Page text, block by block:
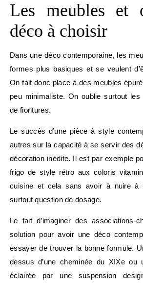
Les meubles et
déco à choisir
Dans une déco contemporaine, les
formes plus basiques et se veulent
On fait donc place à des meubles
peu minimaliste. On oublie surtout
de fioritures.
Le succès d’une pièce à style
autres sur la capacité à se servir des
décoration inédite. Il est par exemple
frigo de style rétro aux coloris
cuisine et cela sans avoir à nuire à
surtout question de dosage.
Le fait d’imaginer des associations-
solution pour avoir une déco
essayer de trouver la bonne formule.
dessus d’une cheminée du XIXe ou
éclairée par une suspension